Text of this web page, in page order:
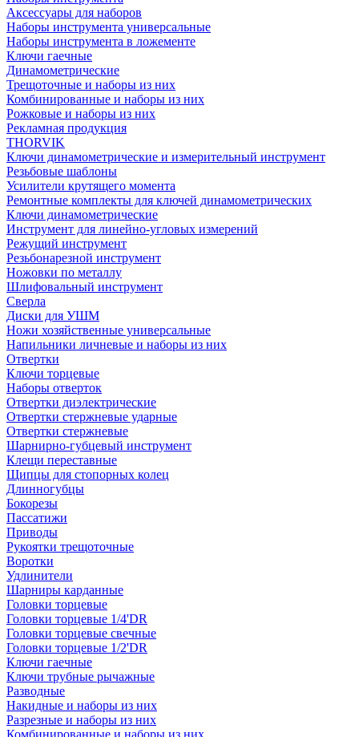
Аксессуары для наборов
Наборы инструмента универсальные
Наборы инструмента в ложементе
Ключи гаечные
Динамометрические
Трещоточные и наборы из них
Комбинированные и наборы из них
Рожковые и наборы из них
Рекламная продукция
THORVIK
Ключи динамометрические и измерительный инструмент
Резьбовые шаблоны
Усилители крутящего момента
Ремонтные комплекты для ключей динамометрических
Ключи динамометрические
Инструмент для линейно-угловых измерений
Режущий инструмент
Резьбонарезной инструмент
Ножовки по металлу
Шлифовальный инструмент
Сверла
Диски для УШМ
Ножи хозяйственные универсальные
Напильники личневые и наборы из них
Отвертки
Ключи торцевые
Наборы отверток
Отвертки диэлектрические
Отвертки стержневые ударные
Отвертки стержневые
Шарнирно-губцевый инструмент
Клещи переставные
Щипцы для стопорных колец
Длинногубцы
Бокорезы
Пассатижи
Приводы
Рукоятки трещоточные
Воротки
Удлинители
Шарниры карданные
Головки торцевые
Головки торцевые 1/4'DR
Головки торцевые свечные
Головки торцевые 1/2'DR
Ключи гаечные
Ключи трубные рычажные
Разводные
Накидные и наборы из них
Разрезные и наборы из них
Комбинированные и наборы из них